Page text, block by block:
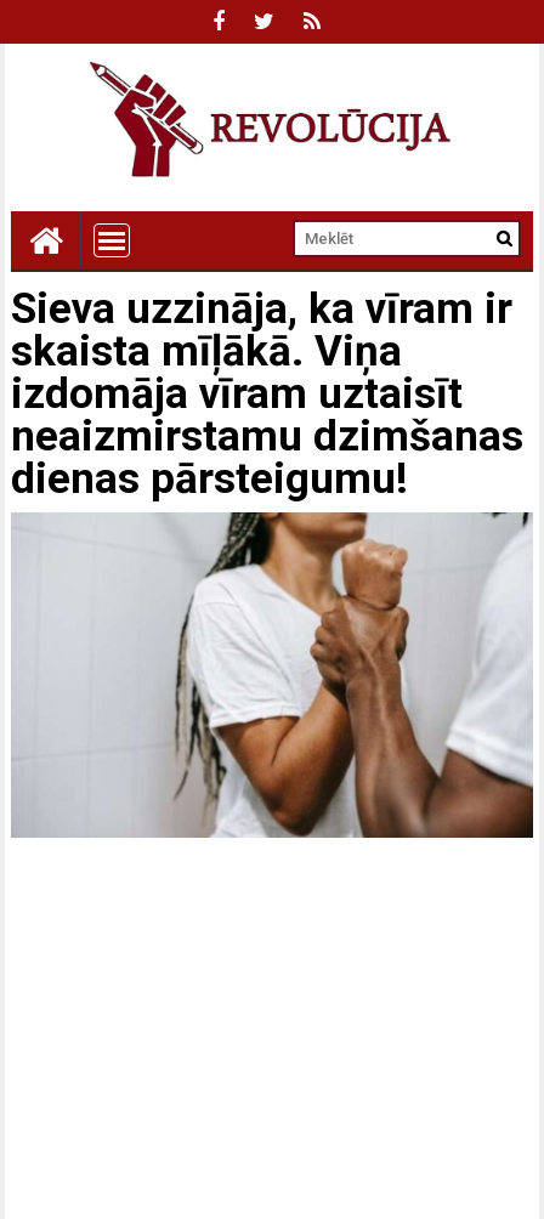
Sieva uzzināja, ka vīram ir
skaista mīļākā. Viņa
izdomāja vīram uztaisīt
neaizmirstamu dzimšanas
dienas pārsteigumu!